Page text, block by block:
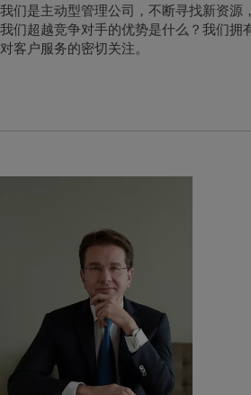
我们是主动型管理公司，不断寻找新资源
我们超越竞争对手的优势是什么？我们拥
对客户服务的密切关注。